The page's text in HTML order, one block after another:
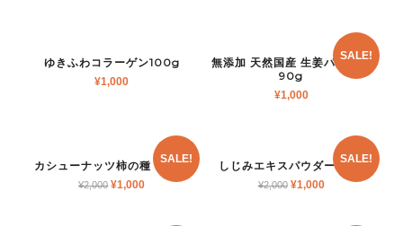
ゆきふわコラーゲン100g
¥1,000
SALE!
無添加 天然国産 生姜パウダー
90g
¥1,000
SALE!
カシューナッツ柿の種 400g
¥2,000 ¥1,000
SALE!
しじみエキスパウダー 90g
¥2,000 ¥1,000